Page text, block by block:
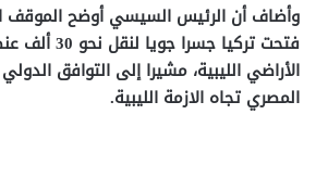
وأضاف أن الرئيس السيسي أوضح الموقف
فتحت تركيا جسرا
الأراضي الليبية، مشيرا إلى التوافق
المصري تجاه الازمة الليبية.